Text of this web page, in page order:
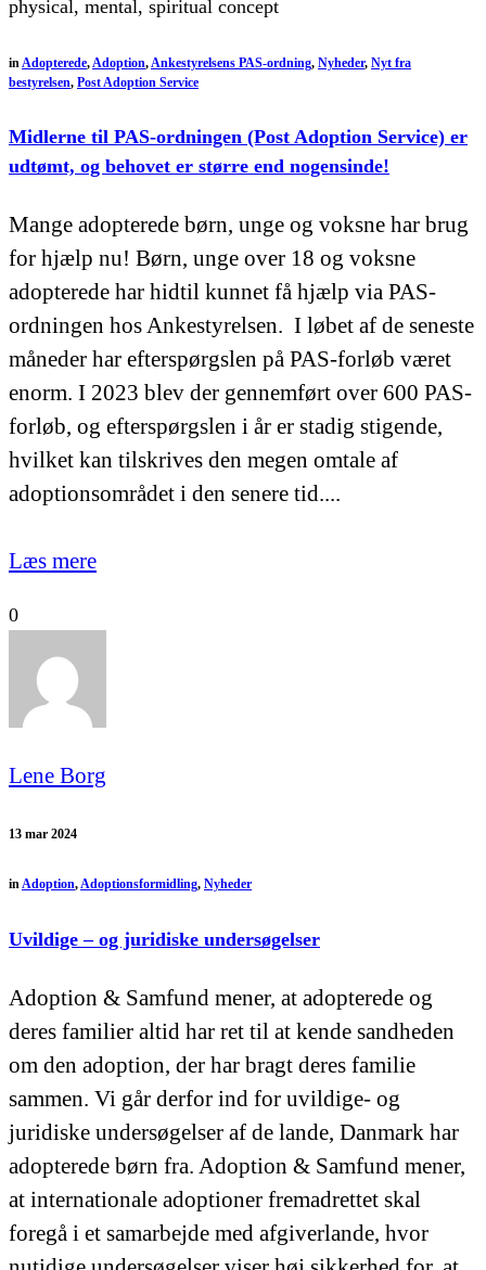
in Adopterede, Adoption, Ankestyrelsens PAS-ordning, Nyheder, Nyt fra
bestyrelsen, Post Adoption Service
Midlerne til PAS-ordningen (Post Adoption Service) er
udtømt, og behovet er større end nogensinde!
Mange adopterede børn, unge og voksne har brug
for hjælp nu! Børn, unge over 18 og voksne
adopterede har hidtil kunnet få hjælp via PAS-
ordningen hos Ankestyrelsen. I løbet af de seneste
måneder har efterspørgslen på PAS-forløb været
enorm. I 2023 blev der gennemført over 600 PAS-
forløb, og efterspørgslen i år er stadig stigende,
hvilket kan tilskrives den megen omtale af
adoptionsområdet i den senere tid....
Læs mere
0
Lene Borg
13 mar 2024
inAdoption,Adoptionsformidling, Nyheder
Uvildige – og juridiske undersøgelser
Adoption & Samfund mener, at adopterede og
deres familier altid har ret til at kende sandheden
om den adoption, der har bragt deres familie
sammen. Vi går derfor ind for uvildige- og
juridiske undersøgelser af de lande, Danmark har
adopterede børn fra. Adoption & Samfund mener,
at internationale adoptioner fremadrettet skal
foregå i et samarbejde med afgiverlande, hvor